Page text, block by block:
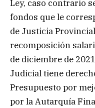
Ley, caso contrario
fondos que le
de Justicia
recomposición
de diciembre de
Judicial tiene
Presupuesto por
por la Autarquía